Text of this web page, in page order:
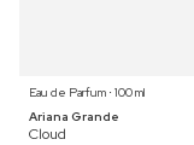
Eau de Parfum ⋅ 100 ml
Ariana Grande
Cloud